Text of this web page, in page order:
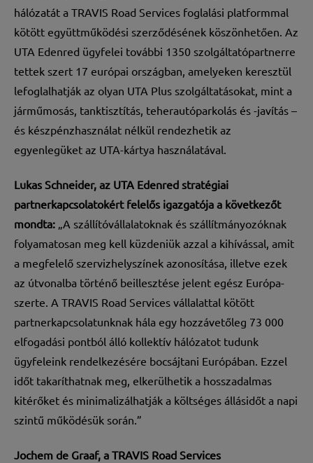
hálózatát a TRAVIS Road Services foglalási platformmal
kötött együttműködési szerződésének köszönhetően. Az
UTA Edenred ügyfelei további 1350 szolgáltatópartnerre
tettek szert 17 európai országban, amelyeken keresztül
lefoglalhatják az olyan UTA Plus szolgáltatásokat, mint a
járműmosás, tanktisztítás, teherautóparkolás és -javítás –
és készpénzhasználat nélkül rendezhetik az
egyenlegüket az UTA-kártya használatával.
Lukas Schneider, az UTA Edenred stratégiai
partnerkapcsolatokért felelős igazgatója a következőt
mondta: „A szállítóvállalatoknak és szállítmányozóknak
folyamatosan meg kell küzdeniük azzal a kihívással, amit
a megfelelő szervizhelyszínek azonosítása, illetve ezek
az útvonalba történő beillesztése jelent egész Európa-
szerte. A TRAVIS Road Services vállalattal kötött
partnerkapcsolatunknak hála egy hozzávetőleg 73 000
elfogadási pontból álló kollektív hálózatot tudunk
ügyfeleink rendelkezésére bocsájtani Európában. Ezzel
időt takaríthatnak meg, elkerülhetik a hosszadalmas
kitérőket és minimalizálhatják a költséges állásidőt a napi
szintű működésük során.”
Jochem de Graaf, a TRAVIS Road Services